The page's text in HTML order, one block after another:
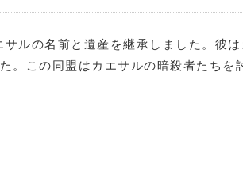
ルの名前と遺産を継承しました。彼
この同盟はカエサルの暗殺者たちを